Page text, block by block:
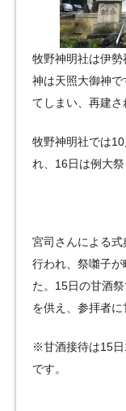
牧野神明社は伊
神は天照大御神
てしまい、再建さ
牧野神明社では
れ、16日は例大祭
宮司さんによる
行われ、祭囃子
た。15日の甘酒
を供え、参拝者に
※甘酒接待は15
です。